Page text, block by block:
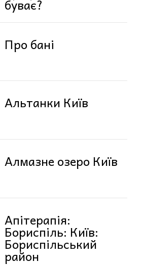
буває?
Про бані
Альтанки Київ
Алмазне озеро Київ
Апітерапія:
Бориспіль: Київ:
Бориспільський
район